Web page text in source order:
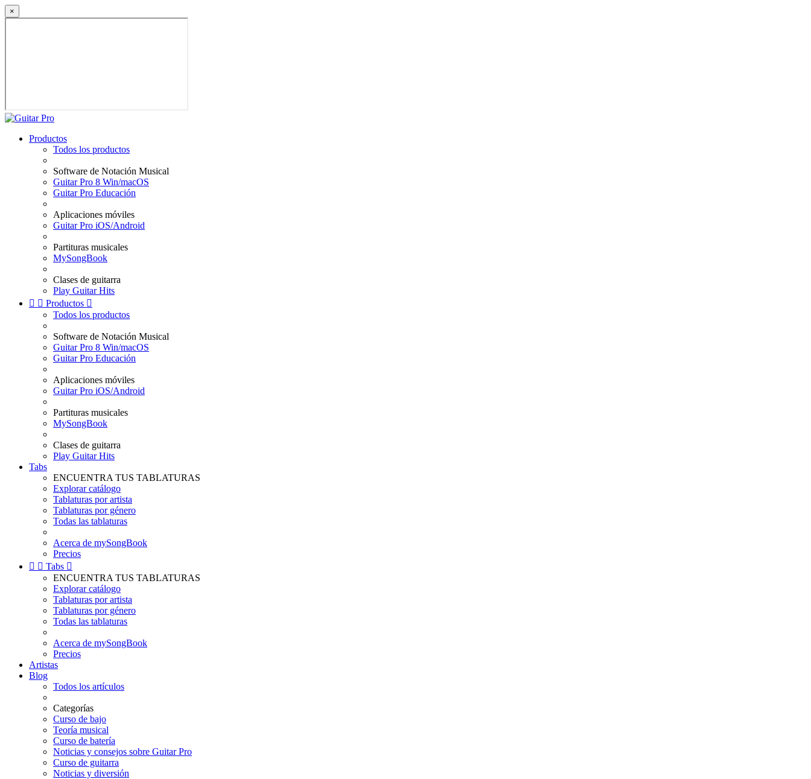
×
Productos
Todos los productos
Software de Notación Musical
Guitar Pro 8 Win/macOS
Guitar Pro Educación
Aplicaciones móviles
Guitar Pro iOS/Android
Partituras musicales
MySongBook
Clases de guitarra
Play Guitar Hits
  Productos 
Todos los productos
Software de Notación Musical
Guitar Pro 8 Win/macOS
Guitar Pro Educación
Aplicaciones móviles
Guitar Pro iOS/Android
Partituras musicales
MySongBook
Clases de guitarra
Play Guitar Hits
Tabs
ENCUENTRA TUS TABLATURAS
Explorar catálogo
Tablaturas por artista
Tablaturas por género
Todas las tablaturas
Acerca de mySongBook
Precios
  Tabs 
ENCUENTRA TUS TABLATURAS
Explorar catálogo
Tablaturas por artista
Tablaturas por género
Todas las tablaturas
Acerca de mySongBook
Precios
Artistas
Blog
Todos los artículos
Categorías
Curso de bajo
Teoría musical
Curso de batería
Noticias y consejos sobre Guitar Pro
Curso de guitarra
Noticias y diversión